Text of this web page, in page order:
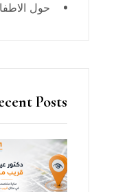
حول
Posts